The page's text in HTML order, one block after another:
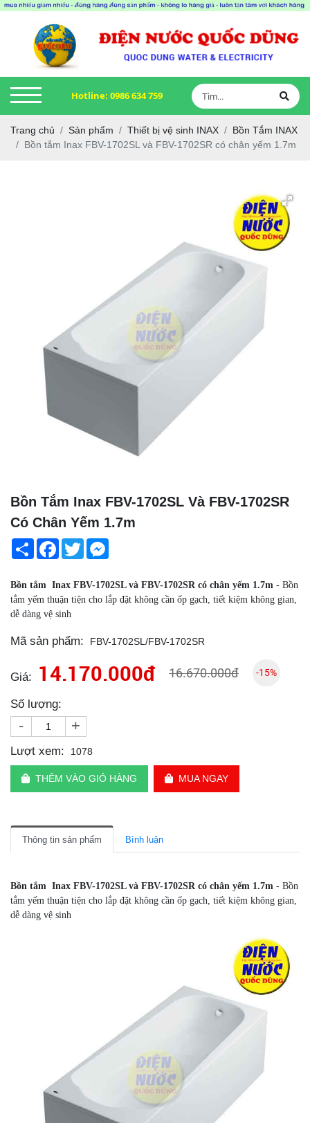
Hotline: 0986 634 759
Trang chủ Sản phẩm Thiết bị vệ sinh INAX
Bồn Tắm INAX
Bồn tắm Inax FBV-1702SL và FBV-1702SR có chân yếm 1.7m
Bồn Tắm Inax FBV-1702SL Và FBV-1702SR
Có Chân Yếm 1.7m
Share Facebook
Twitter
Bồn tắm Inax FBV-1702SL và FBV-1702SR có chân yếm 1.7m - Bồn
tắm yếm thuận tiện cho lắp đặt không cần ốp gạch, tiết kiệm không gian,
dễ dàng vệ sinh
Mã sản phẩm: FBV-1702SL/FBV-1702SR
Giá: 14.170.000đ 16.670.000đ -15%
Số lượng:
- +
Lượt xem: 1078
THÊM VÀO GIỎ HÀNG MUA NGAY
Thông tin sản phẩm Bình luận
Bồn tắm Inax FBV-1702SL và FBV-1702SR có chân yếm 1.7m - Bồn
tắm yếm thuận tiện cho lắp đặt không cần ốp gạch, tiết kiệm không gian,
dễ dàng vệ sinh